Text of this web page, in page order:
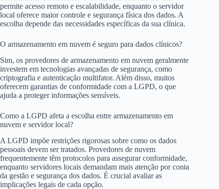
permite acesso remoto e escalabilidade, enquanto o servidor
local oferece maior controle e segurança física dos dados. A
escolha depende das necessidades específicas da sua clínica.
O armazenamento em nuvem é seguro para dados clínicos?
Sim, os provedores de armazenamento em nuvem geralmente
investem em tecnologias avançadas de segurança, como
criptografia e autenticação multifator. Além disso, muitos
oferecem garantias de conformidade com a LGPD, o que
ajuda a proteger informações sensíveis.
Como a LGPD afeta a escolha entre armazenamento em
nuvem e servidor local?
A LGPD impõe restrições rigorosas sobre como os dados
pessoais devem ser tratados. Provedores de nuvem
frequentemente têm protocolos para assegurar conformidade,
enquanto servidores locais demandam mais atenção por conta
da gestão e segurança dos dados. É crucial avaliar as
implicações legais de cada opção.